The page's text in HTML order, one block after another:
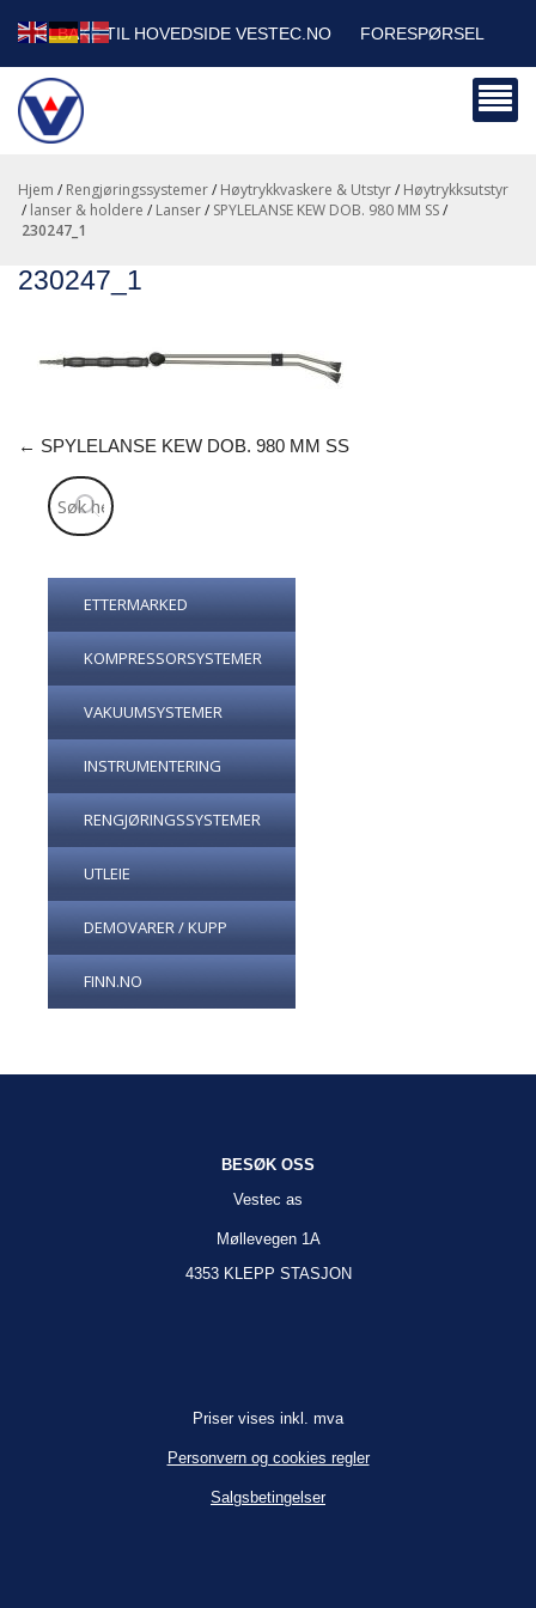
TILBAKE TIL HOVEDSIDE VESTEC.NO FORESPØRSEL
HANDLEVOGN
BEDRIFTSKUNDER
Hjem / Rengjøringssystemer/ Høytrykkvaskere & Utstyr/ Høytrykksutstyr
/ lanser & holdere / Lanser/ SPYLELANSE KEW DOB. 980 MM SS/
230247_1
230247_1
← SPYLELANSE KEW DOB. 980 MM SS
ETTERMARKED
KOMPRESSORSYSTEMER
VAKUUMSYSTEMER
INSTRUMENTERING
RENGJØRINGSSYSTEMER
UTLEIE
DEMOVARER / KUPP
FINN.NO
BESØK OSS
Vestec as
Møllevegen 1A
4353 KLEPP STASJON
Priser vises inkl. mva
Personvern og cookies regler
Salgsbetingelser